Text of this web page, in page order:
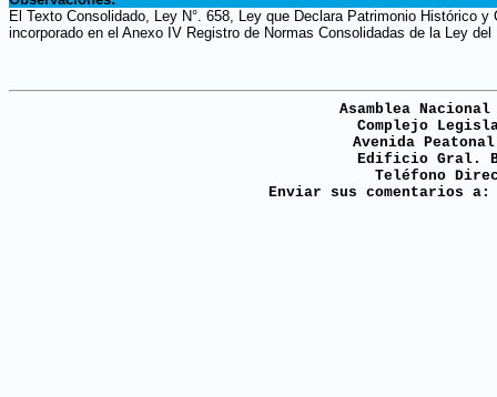
El Texto Consolidado, Ley N°. 658, Ley que Declara Patrimonio Histórico
incorporado en el Anexo IV Registro de Normas Consolidadas de la Ley
Asamblea
Complejo
Avenida
Edificio Gral.
Teléfono
Enviar sus comentarios